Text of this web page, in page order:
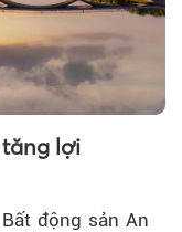
lợi
động sản An